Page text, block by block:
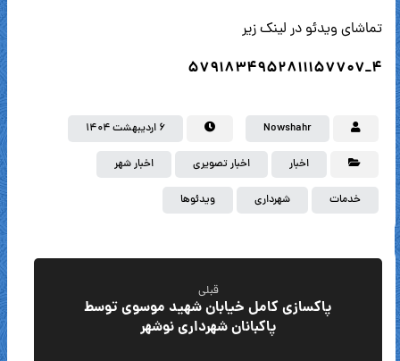
تماشای ویدئو در لینک زیر
4_5791834952811157707
Nowshahr ۶ اردیبهشت ۱۴۰۴
اخبار اخبار تصویری اخبار شهر
خدمات شهرداری ویدئوها
قبلی
پاکسازی کامل خیابان شهید موسوی توسط
پاکبانان شهرداری نوشهر